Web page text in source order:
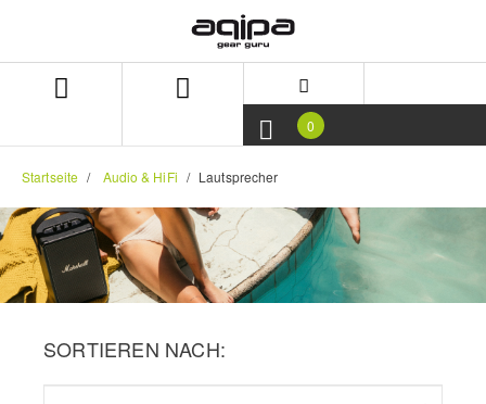
0
Startseite Audio & HiFi Lautsprecher
SORTIEREN NACH: